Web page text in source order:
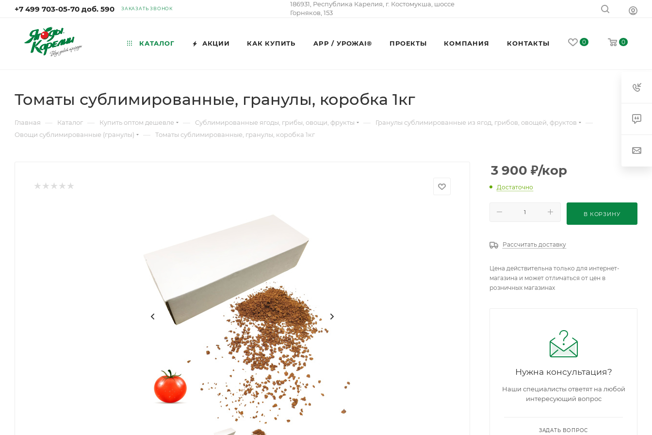
+7 499 703-05-70 доб. 590 ЗАКАЗАТЬ ЗВОНОК
186931, Республика Карелия, г. Костомукша, шоссе
Горняков, 153
0 0
КАТАЛОГ АКЦИИ КАК КУПИТЬ APP / УРОЖAI® ПРОЕКТЫ КОМПАНИЯ КОНТАКТЫ
Томаты сублимированные, гранулы, коробка 1кг
Главная — Каталог — Купить оптом дешевле — Сублимированные ягоды, грибы, овощи, фрукты — Гранулы сублимированные из ягод, грибов, овощей, фруктов —
Овощи сублимированные (гранулы) — Томаты сублимированные, гранулы, коробка 1кг
3 900 ₽/кор
Достаточно
В КОРЗИНУ
Рассчитать доставку
Цена действительна только для интернет-
магазина и может отличаться от цен в
розничных магазинах
Нужна консультация?
Наши специалисты ответят на любой
интересующий вопрос
ЗАДАТЬ ВОПРОС